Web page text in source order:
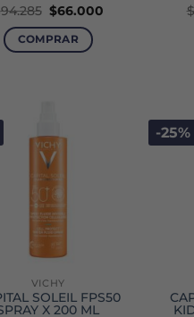
94.285 El
precio
original
era:
$66.000El
COMPRAR
$
VICHY
SOLEIL FPS50
X 200 ML
-25%